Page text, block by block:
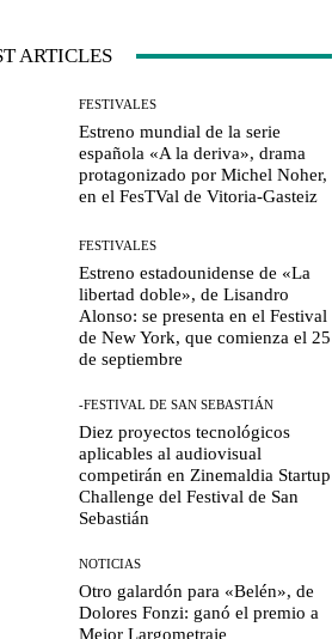
ARTICLES
FESTIVALES
Estreno mundial de la serie
española «A la deriva», drama
protagonizado por Michel Noher,
en el FesTVal de Vitoria-Gasteiz
FESTIVALES
Estreno estadounidense de «La
libertad doble», de Lisandro
Alonso: se presenta en el Festival
de New York, que comienza el 25
de septiembre
-FESTIVAL DE SAN SEBASTIÁN
Diez proyectos tecnológicos
aplicables al audiovisual
competirán en Zinemaldia Startup
Challenge del Festival de San
Sebastián
NOTICIAS
Otro galardón para «Belén», de
Dolores Fonzi: ganó el premio a
Mejor Largometraje